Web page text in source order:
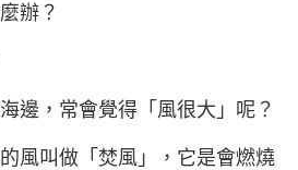
辦？
邊，常會覺得「風很大」呢？
風叫做「焚風」，它是會燃燒